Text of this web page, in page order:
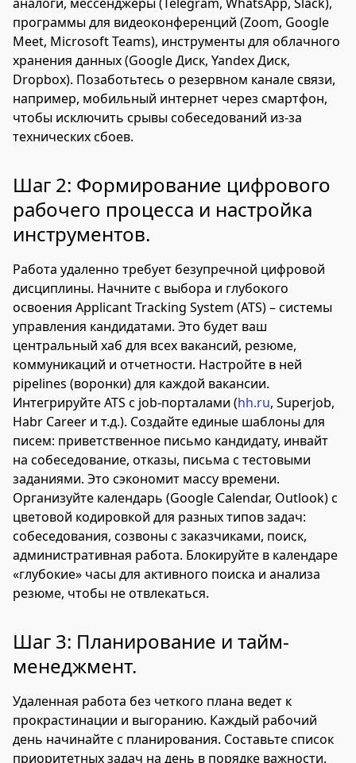
программы для видеоконференций (Zoom, Google
Meet, Microsoft Teams), инструменты для облачного
хранения данных (Google Диск, Yandex Диск,
Dropbox). Позаботьтесь о резервном канале связи,
например, мобильный интернет через смартфон,
чтобы исключить срывы собеседований из-за
технических сбоев.
Шаг 2: Формирование цифрового
рабочего процесса и настройка
инструментов.
Работа удаленно требует безупречной цифровой
дисциплины. Начните с выбора и глубокого
освоения Applicant Tracking System (ATS) – системы
управления кандидатами. Это будет ваш
центральный хаб для всех вакансий, резюме,
коммуникаций и отчетности. Настройте в ней
pipelines (воронки) для каждой вакансии.
Интегрируйте ATS с job-порталами (hh.ru, Superjob,
Habr Career и т.д.). Создайте единые шаблоны для
писем: приветственное письмо кандидату, инвайт
на собеседование, отказы, письма с тестовыми
заданиями. Это сэкономит массу времени.
Организуйте календарь (Google Calendar, Outlook) с
цветовой кодировкой для разных типов задач:
собеседования, созвоны с заказчиками, поиск,
административная работа. Блокируйте в календаре
«глубокие» часы для активного поиска и анализа
резюме, чтобы не отвлекаться.
Шаг 3: Планирование и тайм-
менеджмент.
Удаленная работа без четкого плана ведет к
прокрастинации и выгоранию. Каждый рабочий
день начинайте с планирования. Составьте список
приоритетных задач на день в порядке важности.